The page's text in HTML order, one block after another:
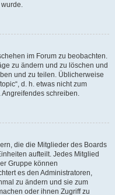
im Forum zu beobachten.
zu ändern und zu löschen und
und zu teilen. Üblicherweise
d. h. etwas nicht zum
schreiben.
die die Mitglieder des Boards
aufteilt. Jedes Mitglied
Gruppe können
es den Administratoren,
zu ändern und sie zum
oder ihnen Zugriff zu